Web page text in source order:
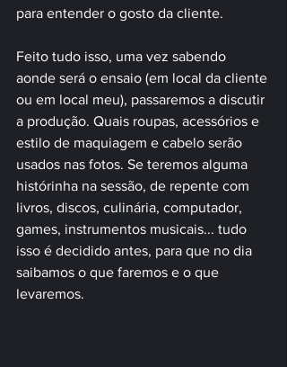
para entender o gosto da cliente.
Feito tudo isso, uma vez sabendo
aonde será o ensaio (em local da cliente
ou em local meu), passaremos a discutir
a produção. Quais roupas, acessórios e
estilo de maquiagem e cabelo serão
usados nas fotos. Se teremos alguma
histórinha na sessão, de repente com
livros, discos, culinária, computador,
games, instrumentos musicais... tudo
isso é decidido antes, para que no dia
saibamos o que faremos e o que
levaremos.